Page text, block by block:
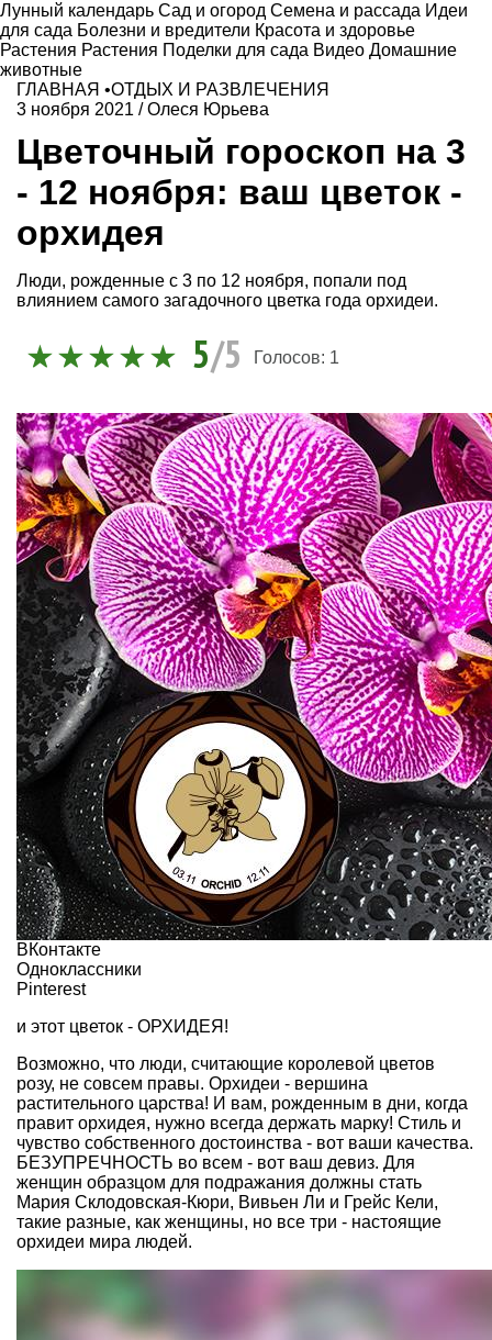
Лунный календарь Сад и огород Семена и рассада Идеи
для сада Болезни и вредители Красота и здоровье
Растения Растения Поделки для сада Видео Домашние
животные
ГЛАВНАЯ •ОТДЫХ И РАЗВЛЕЧЕНИЯ
3 ноября 2021 /Олеся Юрьева
Цветочный гороскоп на 3
- 12 ноября: ваш цветок -
орхидея
Люди, рожденные с 3 по 12 ноября, попали под
влиянием самого загадочного цветка года орхидеи.
5/5 Голосов: 1
ВКонтакте
Одноклассники
Pinterest
и этот цветок - ОРХИДЕЯ!
Возможно, что люди, считающие королевой цветов
розу, не совсем правы. Орхидеи - вершина
растительного царства! И вам, рожденным в дни, когда
правит орхидея, нужно всегда держать марку! Стиль и
чувство собственного достоинства - вот ваши качества.
БЕЗУПРЕЧНОСТЬ во всем - вот ваш девиз. Для
женщин образцом для подражания должны стать
Мария Склодовская-Кюри, Вивьен Ли и Грейс Кели,
такие разные, как женщины, но все три - настоящие
орхидеи мира людей.